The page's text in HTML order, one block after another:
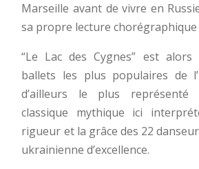
Marseille avant de vivre en
sa propre lecture chorégraphique
“Le Lac des Cygnes” est alors
ballets les plus populaires de
d’ailleurs le plus
classique mythique ici
rigueur et la grâce des 22
ukrainienne d’excellence.